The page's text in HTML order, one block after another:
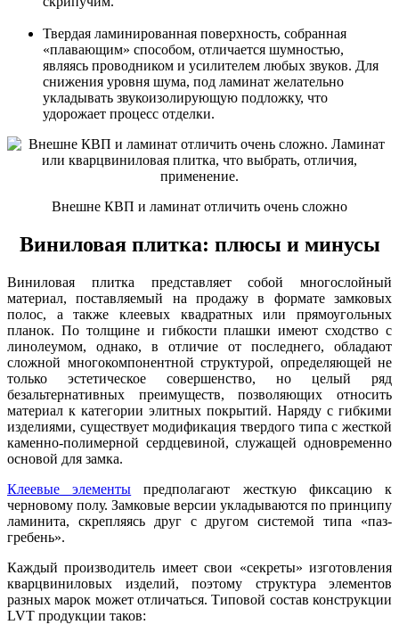
Твердая ламинированная поверхность, собранная
«плавающим» способом, отличается шумностью,
являясь проводником и усилителем любых звуков. Для
снижения уровня шума, под ламинат желательно
укладывать звукоизолирующую подложку, что
удорожает процесс отделки.
Внешне КВП и ламинат отличить очень сложно
Виниловая плитка: плюсы и минусы
Виниловая плитка представляет собой многослойный
материал, поставляемый на продажу в формате замковых
полос, а также клеевых квадратных или прямоугольных
планок. По толщине и гибкости плашки имеют сходство с
линолеумом, однако, в отличие от последнего, обладают
сложной многокомпонентной структурой, определяющей не
только эстетическое совершенство, но целый ряд
безальтернативных преимуществ, позволяющих относить
материал к категории элитных покрытий. Наряду с гибкими
изделиями, существует модификация твердого типа с жесткой
каменно-полимерной сердцевиной, служащей одновременно
основой для замка.
Клеевые элементы предполагают жесткую фиксацию к
черновому полу. Замковые версии укладываются по принципу
ламинита, скрепляясь друг с другом системой типа «паз-
гребень».
Каждый производитель имеет свои «секреты» изготовления
кварцвиниловых изделий, поэтому структура элементов
разных марок может отличаться. Типовой состав конструкции
LVT продукции таков: